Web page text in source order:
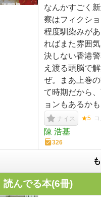
なんかすごく
察はフィクシ
程度馴染みが
ればまた雰囲
決しない香港
え渡る頭脳で
ぜ。まあ上巻
て時期だから
ョンもあるかも
ナイス ★5
陳 浩基
326
読んでる本(6冊)